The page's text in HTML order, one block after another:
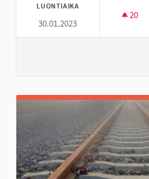
LUONTIAIKA
30.01.2023
20